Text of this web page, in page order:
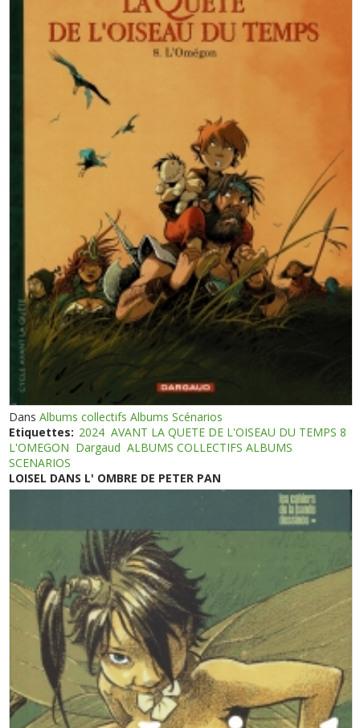
DansAlbums collectifs Albums Scénarios
Etiquettes: 2024 AVANT LA QUETE DE L'OISEAU DU TEMPS 8
L'OMEGON Dargaud ALBUMS COLLECTIFS ALBUMS
SCENARIOS
LOISEL DANS L' OMBRE DE PETER PAN